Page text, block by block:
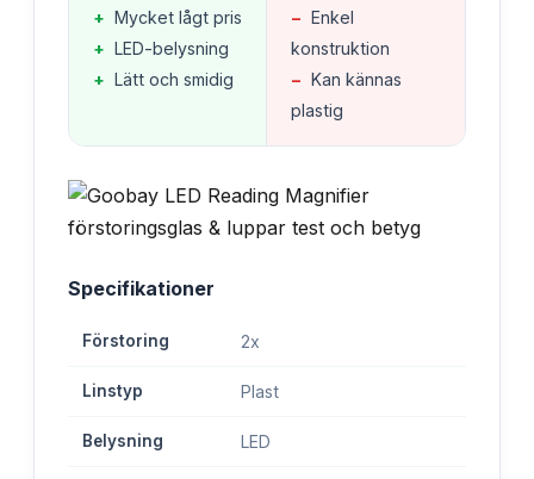
+ Mycket lågt pris
+ LED-belysning
+ Lätt och smidig
− Enkel
konstruktion
− Kan kännas
plastig
Specifikationer
Förstoring 2x
Linstyp Plast
Belysning LED